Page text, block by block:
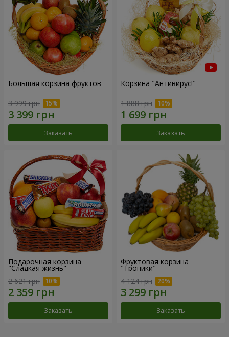
Большая корзина фруктов
3 999 грн
Заказать
Корзина "Антивирус!"
1 888 грн
Заказать
Подарочная корзина
"Сладкая жизнь"
2 621 грн
Заказать
Фруктовая корзина
"Тропики"
4 124 грн
Заказать